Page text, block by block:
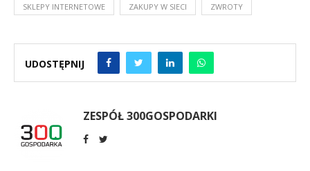
SKLEPY INTERNETOWE ZAKUPY W SIECI ZWROTY
UDOSTĘPNIJ
ZESPÓŁ 300GOSPODARKI